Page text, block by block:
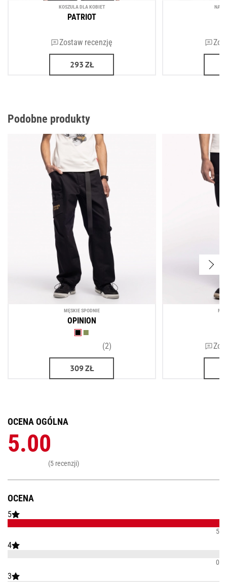
KOSZULA DLA KOBIET
PATRIOT
Zostaw recenzję
293 ZŁ
Podobne produkty
MĘSKIE SPODNIE
OPINION
(2)
309ZŁ
OCENA
5
5
4
0
3
OCENA OGÓLNA
5.00
(5 recenzji)